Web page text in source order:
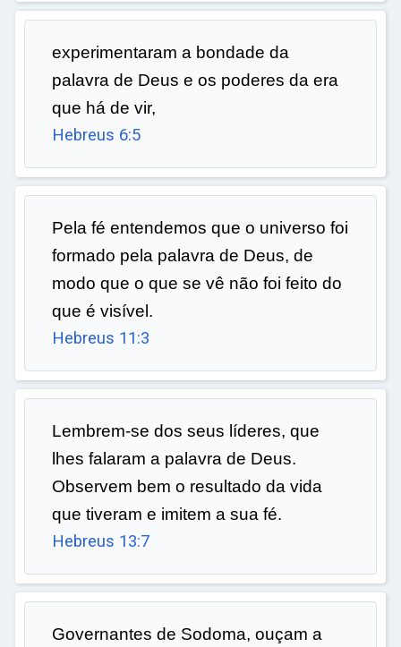
experimentaram a bondade da
palavra de Deus e os poderes da era
que há de vir,
Hebreus 6:5
Pela fé entendemos que o universo foi
formado pela palavra de Deus, de
modo que o que se vê não foi feito do
que é visível.
Hebreus 11:3
Lembrem-se dos seus líderes, que
lhes falaram a palavra de Deus.
Observem bem o resultado da vida
que tiveram e imitem a sua fé.
Hebreus 13:7
Governantes de Sodoma, ouçam a